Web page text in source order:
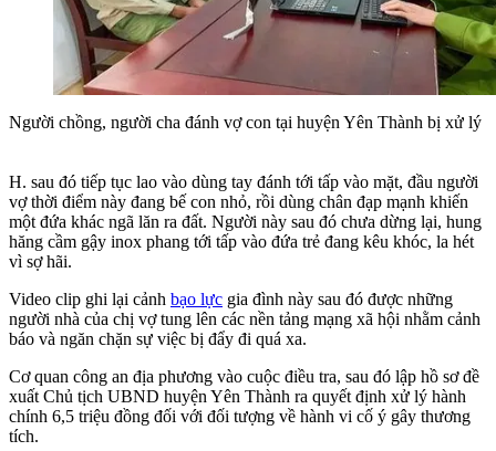
Người chồng, người cha đánh vợ con tại huyện Yên Thành bị xử lý
H. sau đó tiếp tục lao vào dùng tay đánh tới tấp vào mặt, đầu người
vợ thời điểm này đang bế con nhỏ, rồi dùng chân đạp mạnh khiến
một đứa khác ngã lăn ra đất. Người này sau đó chưa dừng lại, hung
hăng cầm gậy inox phang tới tấp vào đứa trẻ đang kêu khóc, la hét
vì sợ hãi.
Video clip ghi lại cảnh bạo lực gia đình này sau đó được những
người nhà của chị vợ tung lên các nền tảng mạng xã hội nhằm cảnh
báo và ngăn chặn sự việc bị đẩy đi quá xa.
Cơ quan công an địa phương vào cuộc điều tra, sau đó lập hồ sơ đề
xuất Chủ tịch UBND huyện Yên Thành ra quyết định xử lý hành
chính 6,5 triệu đồng đối với đối tượng về hành vi cố ý gây thương
tích.